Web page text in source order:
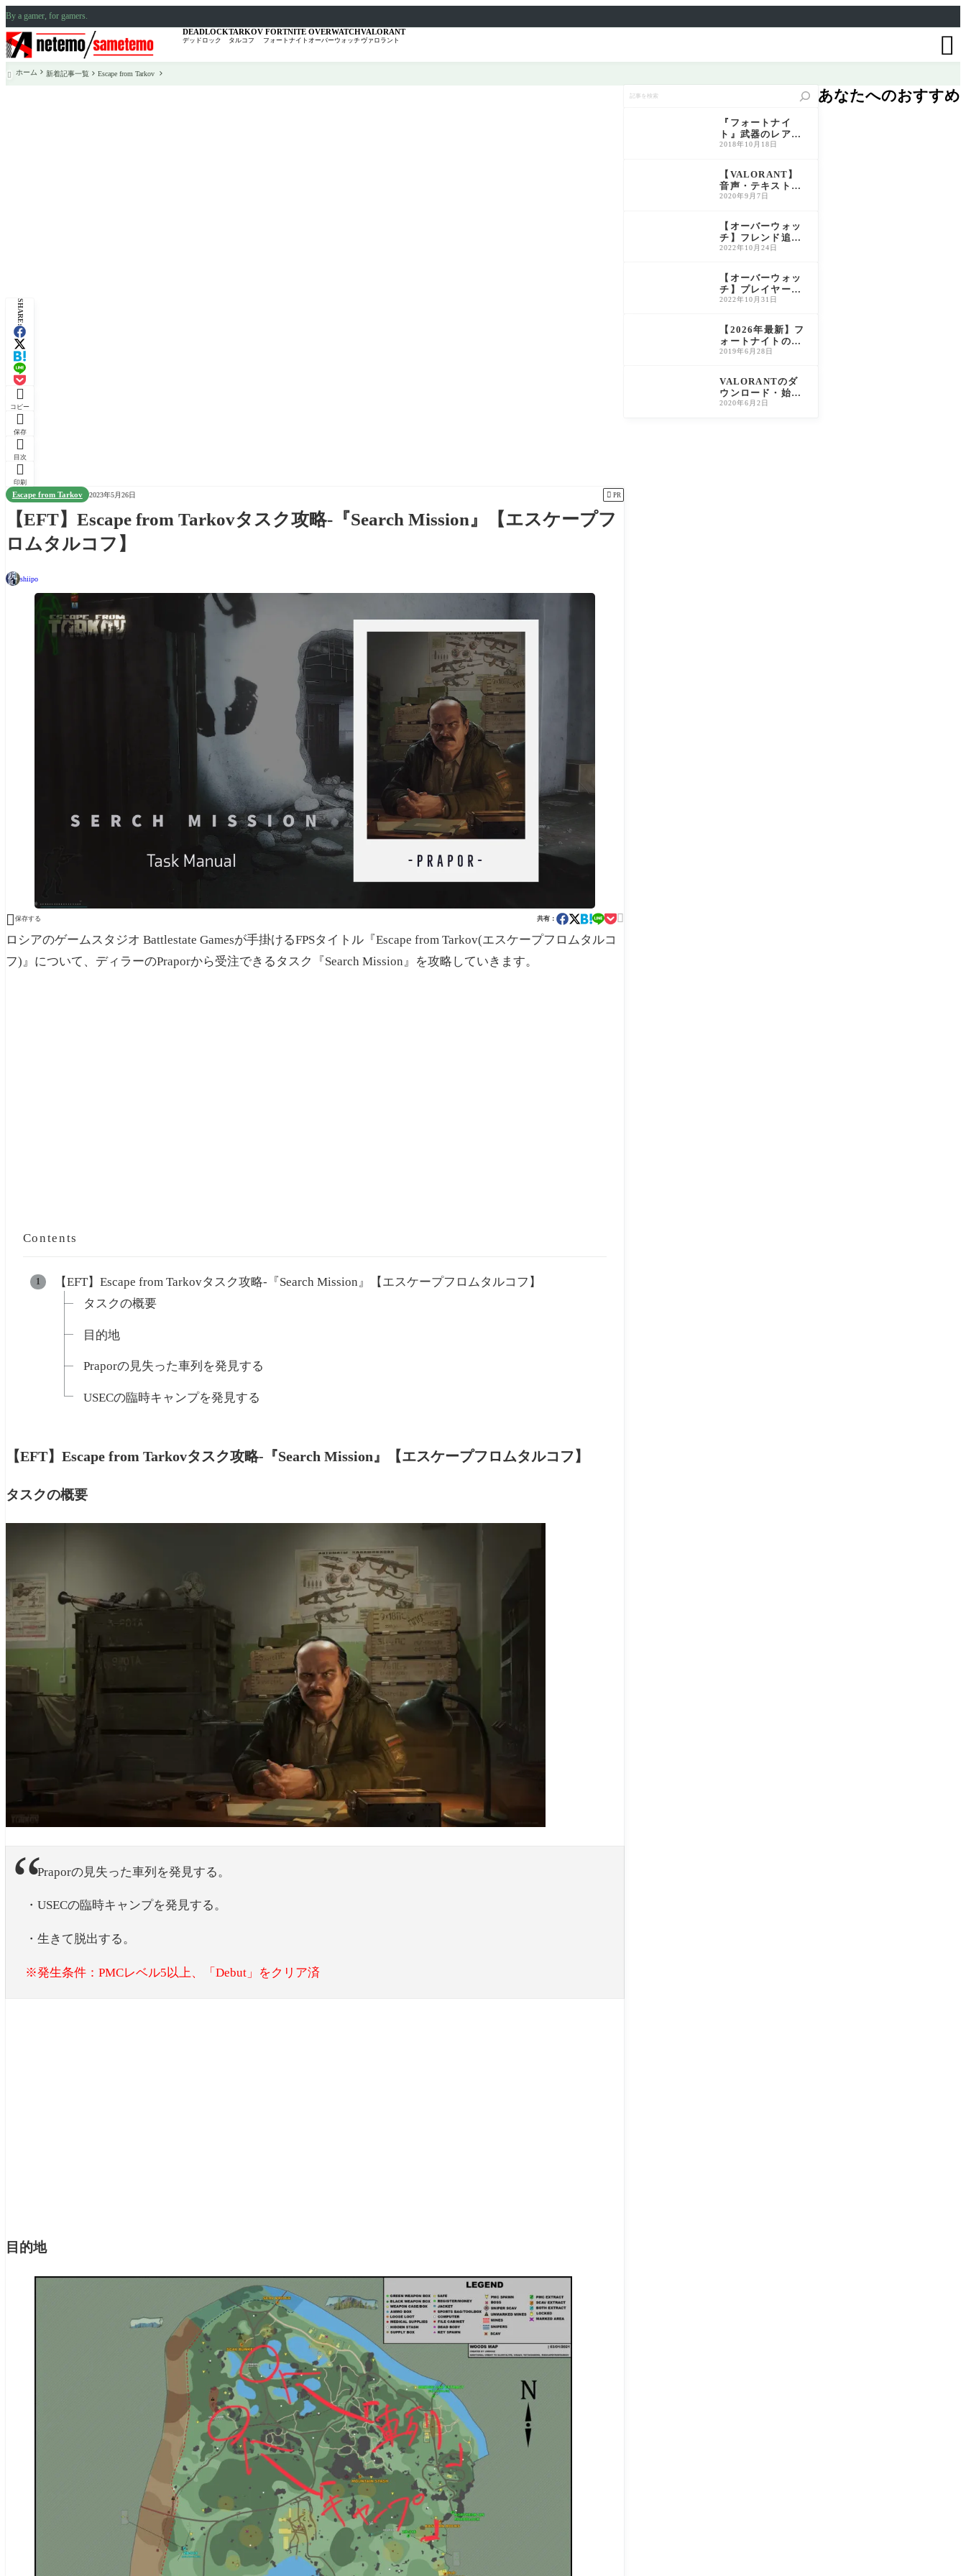
By a gamer, for gamers.
DEADLOCK
デッドロック
TARKOV
タルコフ
FORTNITE
フォートナイト
OVERWATCH
オーバーウォッチ
VALORANT
ヴァロラント 
 ホーム 新着記事一覧 Escape from Tarkov
SHARE:

コピー

保存

目次

印刷
Escape from Tarkov 2023年5月26日  PR
【EFT】Escape from Tarkovタスク攻略-『Search Mission』【エスケープフ
ロムタルコフ】
shiipo
 保存する 共有：

ロシアのゲームスタジオ Battlestate Gamesが手掛けるFPSタイトル『Escape from Tarkov(エスケープフロムタルコ
フ)』について、ディラーのPraporから受注できるタスク『Search Mission』を攻略していきます。
Contents
【EFT】Escape from Tarkovタスク攻略-『Search Mission』【エスケープフロムタルコフ】
タスクの概要
目的地
Praporの見失った車列を発見する
USECの臨時キャンプを発見する
【EFT】Escape from Tarkovタスク攻略-『Search Mission』【エスケープフロムタルコフ】
タスクの概要
・Praporの見失った車列を発見する。
・USECの臨時キャンプを発見する。
・生きて脱出する。
※発生条件：PMCレベル5以上、「Debut」をクリア済
目的地
『フォートナイ
ト』武器のレアリ
ティ一覧と特徴解
＆おすすめ活用法
2018年10月18日
【VALORANT】
音声・テキスト言
語の変更方法につ
ラント】
2020年9月7日
【オーバーウォッ
チ】フレンド追加
方法｜BATTLETA
説
2022年10月24日
【オーバーウォッ
チ】プレイヤー称
号の入手方法・解
W2対応）
2022年10月31日
【2026年最新】フ
ォートナイトの編
集練習マップおす
上級者別に島コー
ドを紹介
2019年6月28日
VALORANTのダ
ウンロード・始め
方｜PC版完全ガイ
2020年6月2日
あなたへのおすすめ